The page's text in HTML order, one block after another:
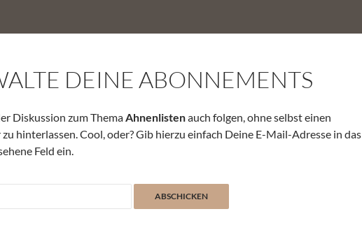
DEINE ABONNEMENTS
Diskussion zum ThemaAhnenlistenauch folgen, ohne selbst einen
hinterlassen. Cool, oder? Gib hierzu einfach Deine E-Mail-Adresse in das
Feld ein.